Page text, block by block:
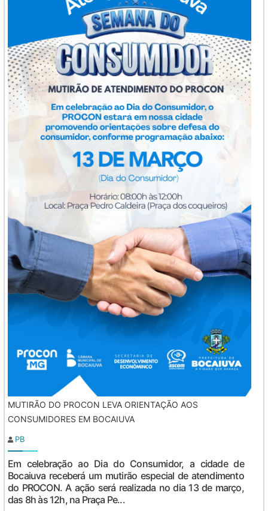
MUTIRÃO DO PROCON LEVA ORIENTAÇÃO AOS
CONSUMIDORES EM BOCAIUVA
PB
Em celebração ao Dia do Consumidor, a cidade de
Bocaiuva receberá um mutirão especial de atendimento
do PROCON. A ação será realizada no dia 13 de março,
das 8h às 12h, na Praça Pe...